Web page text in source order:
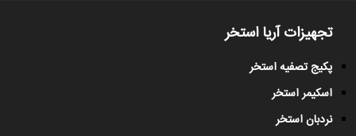
تجهیزات آریا استخر
پکیج تصفیه استخر
اسکیمر استخر
نردبان استخر